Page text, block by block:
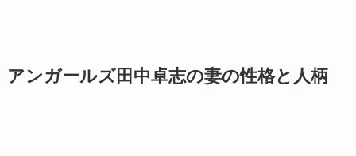
アンガールズ田中卓志の妻の性格と人柄